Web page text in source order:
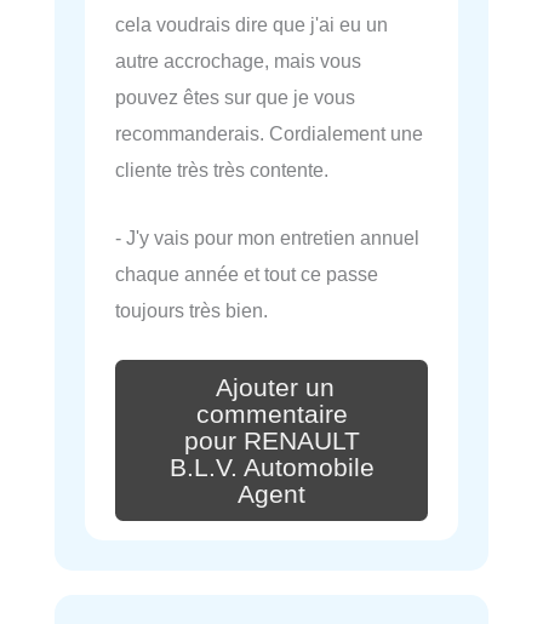
cela voudrais dire que j'ai eu un
autre accrochage, mais vous
pouvez êtes sur que je vous
recommanderais. Cordialement une
cliente très très contente.
- J'y vais pour mon entretien annuel
chaque année et tout ce passe
toujours très bien.
Ajouter un
commentaire
pour RENAULT
B.L.V. Automobile
Agent